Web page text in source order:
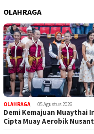
OLAHRAGA
OLAHRAGA 05 Agustus 2026
Demi Kemajuan Muaythai
Cipta Muay Aerobik